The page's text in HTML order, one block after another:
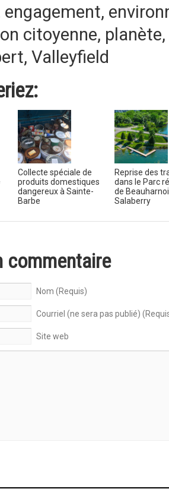
engagement,
citoyenne, planète,
, Valleyfield
Collecte spéciale de
produits domestiques
dangereux à Sainte-
Barbe
Reprise des
dans le Parc
de
Salaberry
commentaire
Nom (Requis)
Courriel (ne sera pas publié)
Site web